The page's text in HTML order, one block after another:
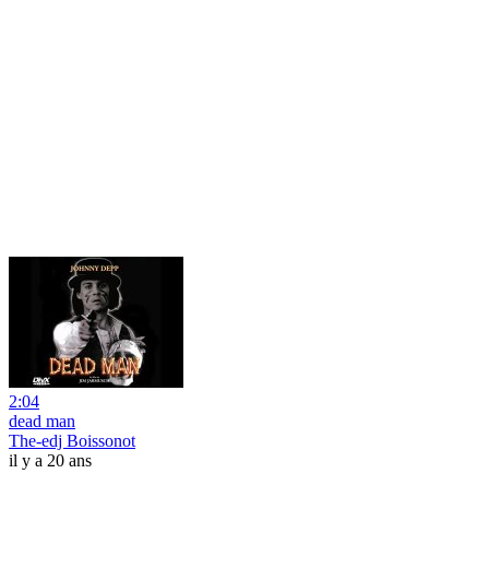
2:04
dead man
The-edj Boissonot
il y a 20 ans